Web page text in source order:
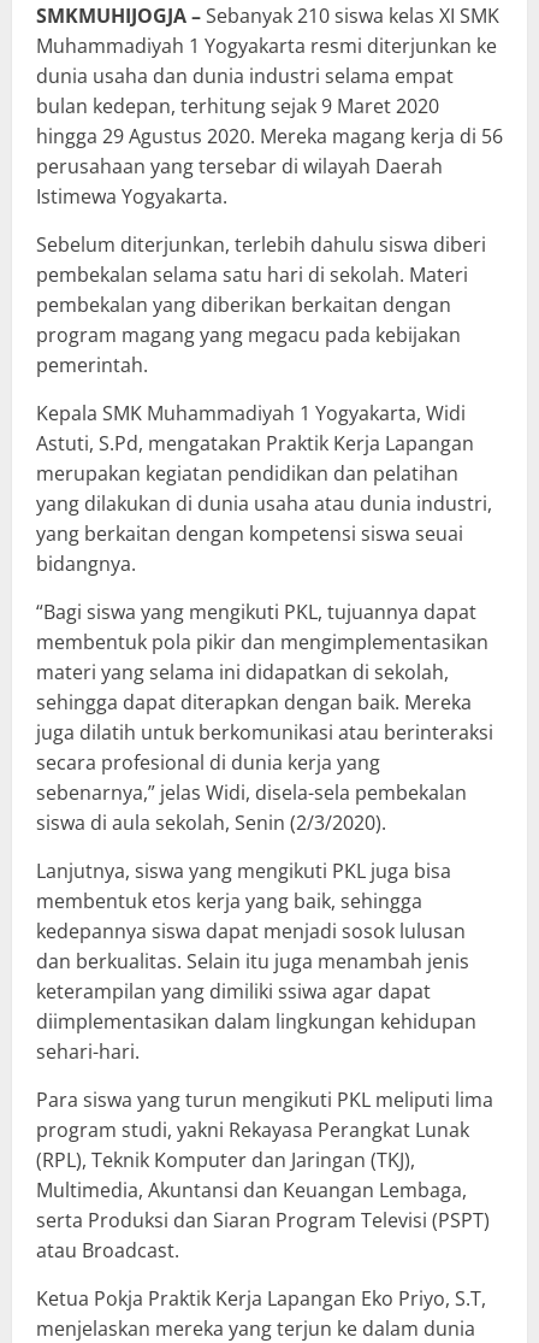
SMKMUHIJOGJA –Sebanyak 210 siswa kelas XI SMK
Muhammadiyah 1 Yogyakarta resmi diterjunkan ke
dunia usaha dan dunia industri selama empat
bulan kedepan, terhitung sejak 9 Maret 2020
hingga 29 Agustus 2020. Mereka magang kerja di 56
perusahaan yang tersebar di wilayah Daerah
Istimewa Yogyakarta.
Sebelum diterjunkan, terlebih dahulu siswa diberi
pembekalan selama satu hari di sekolah. Materi
pembekalan yang diberikan berkaitan dengan
program magang yang megacu pada kebijakan
pemerintah.
Kepala SMK Muhammadiyah 1 Yogyakarta, Widi
Astuti, S.Pd, mengatakan Praktik Kerja Lapangan
merupakan kegiatan pendidikan dan pelatihan
yang dilakukan di dunia usaha atau dunia industri,
yang berkaitan dengan kompetensi siswa seuai
bidangnya.
“Bagi siswa yang mengikuti PKL, tujuannya dapat
membentuk pola pikir dan mengimplementasikan
materi yang selama ini didapatkan di sekolah,
sehingga dapat diterapkan dengan baik. Mereka
juga dilatih untuk berkomunikasi atau berinteraksi
secara profesional di dunia kerja yang
sebenarnya,” jelas Widi, disela-sela pembekalan
siswa di aula sekolah, Senin (2/3/2020).
Lanjutnya, siswa yang mengikuti PKL juga bisa
membentuk etos kerja yang baik, sehingga
kedepannya siswa dapat menjadi sosok lulusan
dan berkualitas. Selain itu juga menambah jenis
keterampilan yang dimiliki ssiwa agar dapat
diimplementasikan dalam lingkungan kehidupan
sehari-hari.
Para siswa yang turun mengikuti PKL meliputi lima
program studi, yakni Rekayasa Perangkat Lunak
(RPL), Teknik Komputer dan Jaringan (TKJ),
Multimedia, Akuntansi dan Keuangan Lembaga,
serta Produksi dan Siaran Program Televisi (PSPT)
atau Broadcast.
Ketua Pokja Praktik Kerja Lapangan Eko Priyo, S.T,
menjelaskan mereka yang terjun ke dalam dunia